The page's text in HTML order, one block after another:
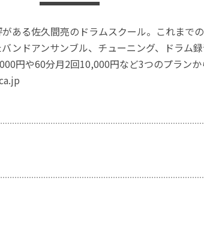
ある佐久間亮のドラムスクール。これまで
ンドアンサンブル、チューニング、ドラム
円や60分月2回10,000円など3つのプラン